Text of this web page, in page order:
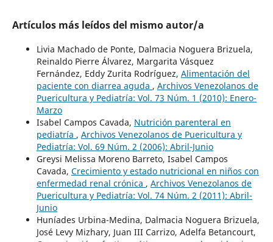
Artículos más leídos del mismo autor/a
Livia Machado de Ponte, Dalmacia Noguera Brizuela,
Reinaldo Pierre Álvarez, Margarita Vásquez
Fernández, Eddy Zurita Rodríguez, Alimentación del
paciente con diarrea aguda , Archivos Venezolanos de
Puericultura y Pediatría: Vol. 73 Núm. 1 (2010): Enero-
Marzo
Isabel Campos Cavada, Nutrición parenteral en
pediatría , Archivos Venezolanos de Puericultura y
Pediatría: Vol. 69 Núm. 2 (2006): Abril-Junio
Greysi Melissa Moreno Barreto, Isabel Campos
Cavada, Crecimiento y estado nutricional en niños con
enfermedad renal crónica , Archivos Venezolanos de
Puericultura y Pediatría: Vol. 74 Núm. 2 (2011): Abril-
Junio
Huníades Urbina-Medina, Dalmacia Noguera Brizuela,
José Levy Mizhary, Juan III Carrizo, Adelfa Betancourt,